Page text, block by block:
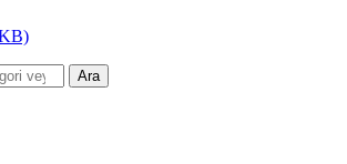
Ara